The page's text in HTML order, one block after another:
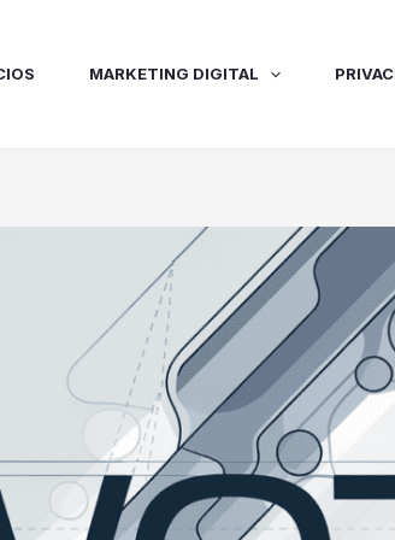
MARKETING DIGITAL